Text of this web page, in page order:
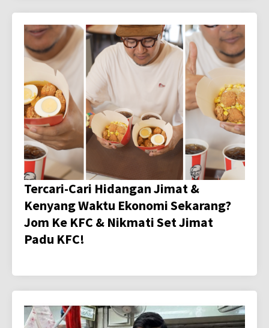
Tercari-Cari Hidangan Jimat &
Kenyang Waktu Ekonomi Sekarang?
Jom Ke KFC & Nikmati Set Jimat
Padu KFC!